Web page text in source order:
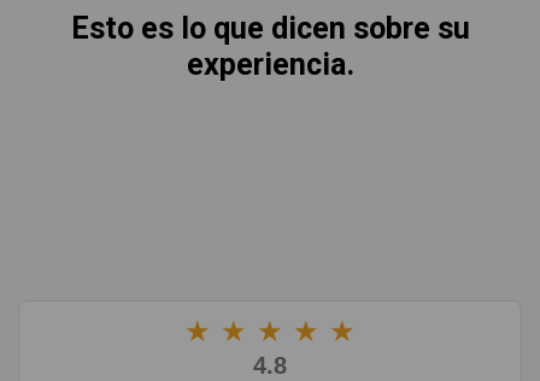
Esto es lo que dicen sobre su
experiencia.
★ ★ ★ ★ ★
4.8